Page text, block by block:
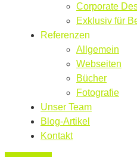
Corporate
Exklusiv für
Referenzen
Allgemein
Webseiten
Bücher
Fotografie
Unser Team
Blog-Artikel
Kontakt